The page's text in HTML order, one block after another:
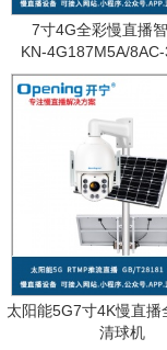
7寸4G全彩慢直播
KN-4G187M5A/
太阳能5G7寸4K慢直播
清球机